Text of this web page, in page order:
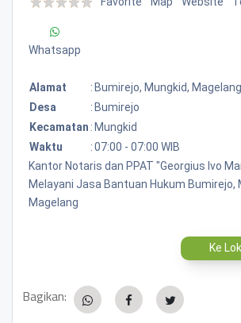
Whatsapp
Alamat : Bumirejo, Mungkid, Magelang
Desa
: Bumirejo
Kecamatan : Mungkid
Waktu
:07:00 - 07:00 WIB
Kantor Notaris dan PPAT "Georgius Ivo
Melayani Jasa Bantuan Hukum Bumirejo,
Magelang
Ke
Bagikan: